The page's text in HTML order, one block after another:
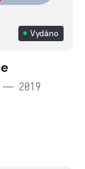
Vydáno
— 2019